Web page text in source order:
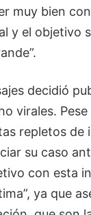
muy bien
y el objetivo
decidió
virales.
repletos de
su caso
con esta
ya que